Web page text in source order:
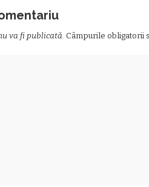
va fi publicată. Câmpurile obligatorii